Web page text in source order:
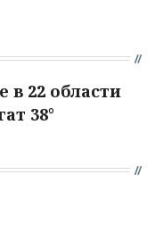
22 области
38°